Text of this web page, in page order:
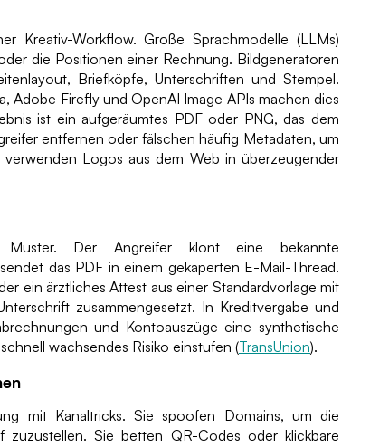
Kreativ-Workflow. Große Sprachmodelle (LLMs)
die Positionen einer Rechnung. Bildgeneratoren
Briefköpfe, Unterschriften und Stempel.
Adobe Firefly und OpenAI Image APIs machen dies
ist ein aufgeräumtes PDF oder PNG, das dem
entfernen oder fälschen häufig Metadaten, um
Logos aus dem Web in überzeugender
Muster. Der Angreifer klont eine bekannte
das PDF in einem gekaperten E-Mail-Thread.
ein ärztliches Attest aus einer Standardvorlage mit
zusammengesetzt. In Kreditvergabe und
und Kontoauszüge eine synthetische
wachsendes Risiko einstufen (TransUnion).
mit Kanaltricks. Sie spoofen Domains, um die
zuzustellen. Sie betten QR-Codes oder klickbare